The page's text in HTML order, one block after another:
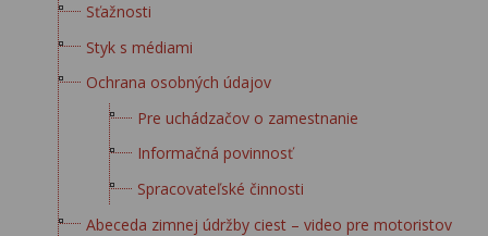
Sťažnosti
Styk s médiami
Ochrana osobných údajov
Pre uchádzačov o zamestnanie
Informačná povinnosť
Spracovateľské činnosti
Abeceda zimnej údržby ciest – video pre motoristov